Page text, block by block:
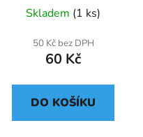
Skladem (1 ks)
50 Kč bez DPH
60 Kč
DO KOŠÍKU